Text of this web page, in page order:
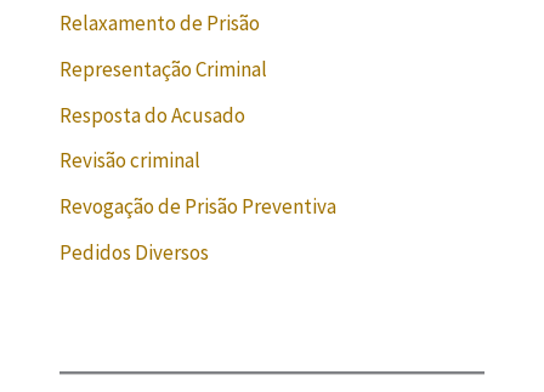
Relaxamento de Prisão
Representação Criminal
Resposta do Acusado
Revisão criminal
Revogação de Prisão Preventiva
Pedidos Diversos